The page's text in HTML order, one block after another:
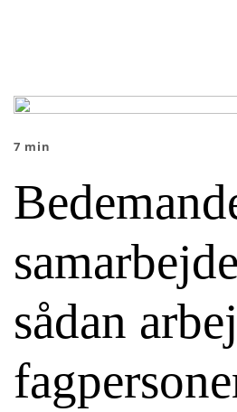
sådan
7 min